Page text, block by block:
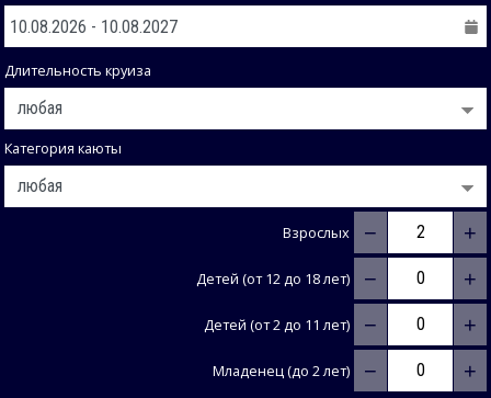
Длительность круиза
Категория каюты
Взрослых − +
Детей (от 12 до 18 лет) − +
Детей (от 2 до 11 лет) − +
Младенец (до 2 лет) − +